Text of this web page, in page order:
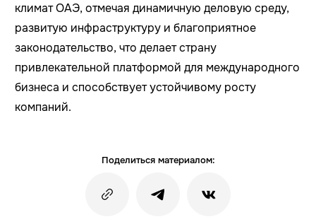
климат ОАЭ, отмечая динамичную деловую среду,
развитую инфраструктуру и благоприятное
законодательство, что делает страну
привлекательной платформой для международного
бизнеса и способствует устойчивому росту
компаний.
Поделиться материалом: